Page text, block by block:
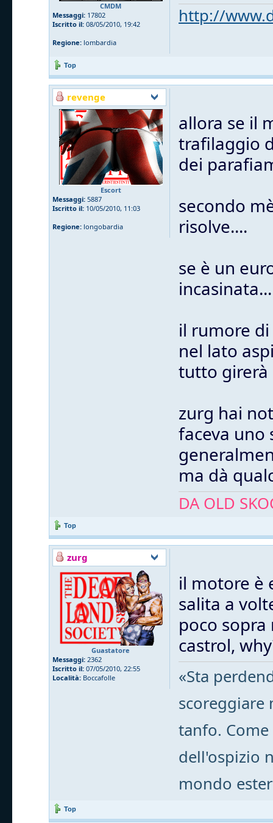
CMDM
Messaggi: 17802
Iscritto il: 08/05/2010, 19:42
Regione: lombardia
http://
Top
revenge
Escort
Messaggi: 5887
Iscritto il: 10/05/2010, 11:03
Regione: longobardia
allora se il
trafilaggio
dei
secondo
risolve....
se è un
il rumore
nel lato
tutto girerà
zurg hai
faceva uno
ma dà
DA OLD
Top
zurg
Guastatore
Messaggi: 2362
Iscritto il: 07/05/2010, 22:55
Località: Boccafolle
il motore è
salita a
poco
castrol,
«Sta
tanfo.
dell'ospizio
mondo
Top